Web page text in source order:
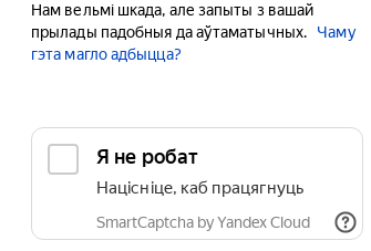
Нам вельмі шкада, але запыты з вашай
прылады падобныя да аўтаматычных.
Чаму
гэта магло адбыцца?
Я не робат
Націсніце, каб працягнуць
SmartCaptcha by Yandex Cloud